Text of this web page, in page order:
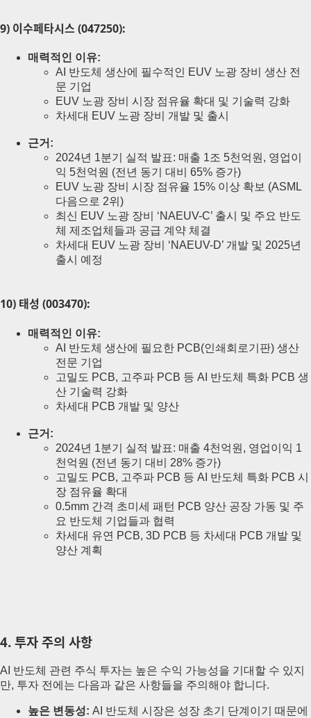
9) 이수페타시스 (047250):
매력적인 이유:
AI 반도체 생산에 필수적인 EUV 노광 장비 생산 전
문 기업
EUV 노광 장비 시장 점유율 확대 및 기술력 강화
차세대 EUV 노광 장비 개발 및 출시
근거:
2024년 1분기 실적 발표: 매출 1조 5천억원, 영업이
익 5천억원 (전년 동기 대비 65% 증가)
EUV 노광 장비 시장 점유율 15% 이상 확보 (ASML
다음으로 2위)
최신 EUV 노광 장비 ‘NAEUV-C’ 출시 및 주요 반도
체 제조업체들과 공급 계약 체결
차세대 EUV 노광 장비 ‘NAEUV-D’ 개발 및 2025년
출시 예정
10) 태성 (003470):
매력적인 이유:
AI 반도체 생산에 필요한 PCB(인쇄회로기판) 생산
전문 기업
고밀도 PCB, 고주파 PCB 등 AI 반도체 특화 PCB 생
산 기술력 강화
차세대 PCB 개발 및 양산
근거:
2024년 1분기 실적 발표: 매출 4천억원, 영업이익 1
천억원 (전년 동기 대비 28% 증가)
고밀도 PCB, 고주파 PCB 등 AI 반도체 특화 PCB 시
장 점유율 확대
0.5mm 간격 초미세 패턴 PCB 양산 공장 가동 및 주
요 반도체 기업들과 협력
차세대 유연 PCB, 3D PCB 등 차세대 PCB 개발 및
양산 계획
4. 투자 주의 사항
AI 반도체 관련 주식 투자는 높은 수익 가능성을 기대할 수 있지
만, 투자 전에는 다음과 같은 사항들을 주의해야 합니다.
높은 변동성: AI 반도체 시장은 성장 초기 단계이기 때문에